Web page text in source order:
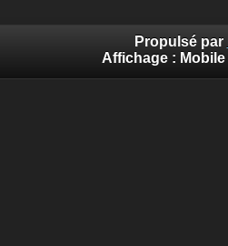
Propulsé par
Affichage : Mobile